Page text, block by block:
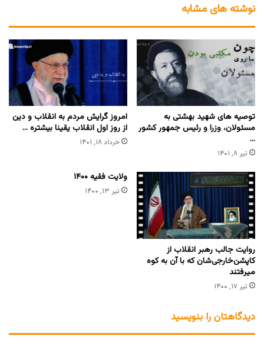
نوشته های مشابه
توصیه های شهید بهشتی به
مسئولان، وزرا و رئیس جمهور کشور
…
تیر ۸, ۱۴۰۱
امروز گرایش مردم به انقلاب و دین
از روز اول انقلاب یقینا بیشتره …
خرداد ۱۸, ۱۴۰۱
روایت جالب رهبر انقلاب از
کاپشن‌خارجی‌شان که با آن به کوه
میرفتند
تیر ۱۷, ۱۴۰۰
ولایت فقیه ۱۴۰۰
تیر ۱۳, ۱۴۰۰
دیدگاهتان را بنویسید